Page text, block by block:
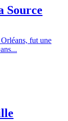
Source
fut une